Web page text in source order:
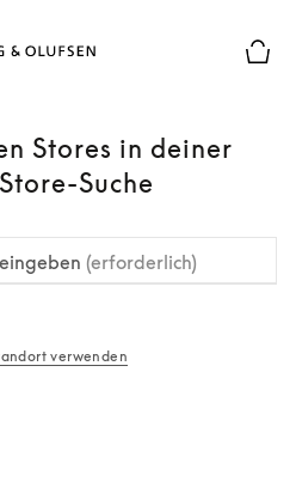
Stores in deiner
Suche
(erforderlich)
verwenden